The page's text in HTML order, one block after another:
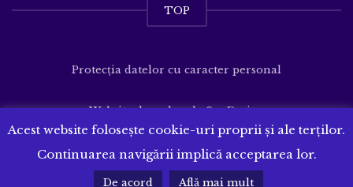
TOP
Protecția datelor cu caracter personal
Website dezvoltat deSenDesign
Acest website folosește cookie-uri proprii și ale terților.
Continuarea navigării implică acceptarea lor.
De acord Află mai mult